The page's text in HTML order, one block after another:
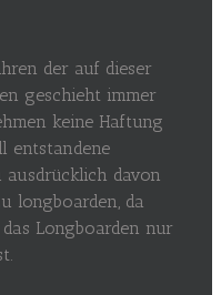
der auf dieser
geschieht immer
keine Haftung
entstandene
ausdrücklich davon
longboarden, da
Longboarden nur